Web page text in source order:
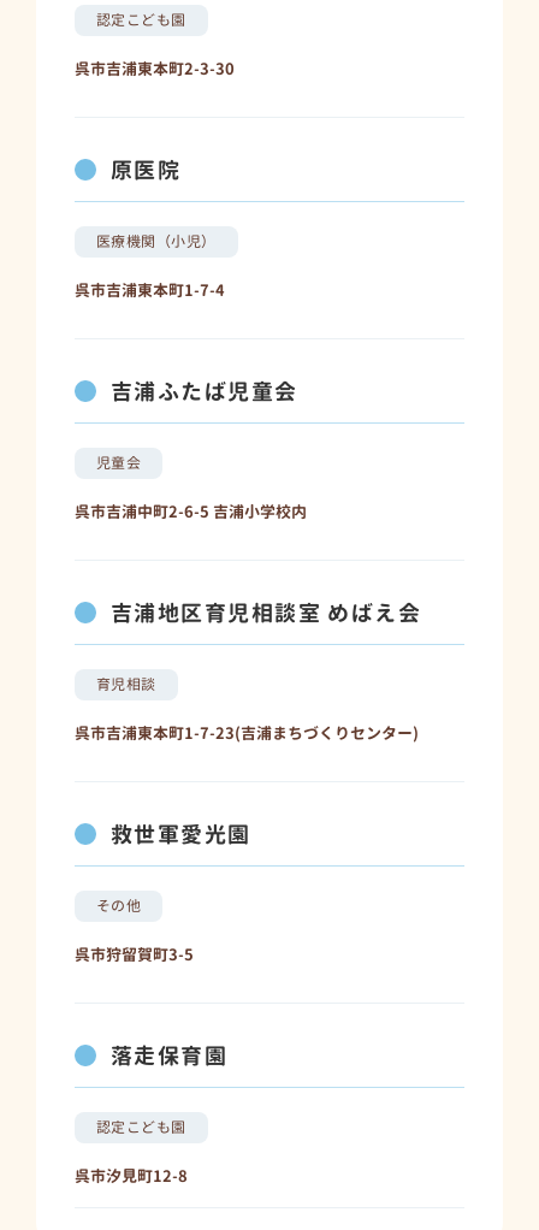
認定こども園
呉市吉浦東本町2-3-30
原医院
医療機関（小児）
呉市吉浦東本町1-7-4
吉浦ふたば児童会
児童会
呉市吉浦中町2-6-5 吉浦小学校内
吉浦地区育児相談室 めばえ会
育児相談
呉市吉浦東本町1-7-23(吉浦まちづくりセンター)
救世軍愛光園
その他
呉市狩留賀町3-5
落走保育園
認定こども園
呉市汐見町12-8